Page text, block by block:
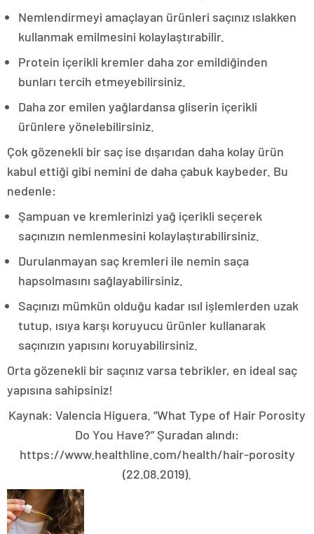
Nemlendirmeyi amaçlayan ürünleri saçınız ıslakken
kullanmak emilmesini kolaylaştırabilir.
Protein içerikli kremler daha zor emildiğinden
bunları tercih etmeyebilirsiniz.
Daha zor emilen yağlardansa gliserin içerikli
ürünlere yönelebilirsiniz.
Çok gözenekli bir saç ise dışarıdan daha kolay ürün
kabul ettiği gibi nemini de daha çabuk kaybeder. Bu
nedenle:
Şampuan ve kremlerinizi yağ içerikli seçerek
saçınızın nemlenmesini kolaylaştırabilirsiniz.
Durulanmayan saç kremleri ile nemin saça
hapsolmasını sağlayabilirsiniz.
Saçınızı mümkün olduğu kadar ısıl işlemlerden uzak
tutup, ısıya karşı koruyucu ürünler kullanarak
saçınızın yapısını koruyabilirsiniz.
Orta gözenekli bir saçınız varsa tebrikler, en ideal saç
yapısına sahipsiniz!
Kaynak: Valencia Higuera. “What Type of Hair Porosity
Do You Have?” Şuradan alındı:
https://www.healthline.com/health/hair-porosity
(22.08.2019).